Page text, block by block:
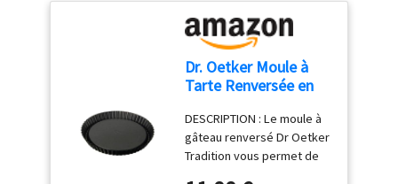
Dr. Oetker Moule à
Tarte Renversée en
cm
DESCRIPTION : Le moule à
gâteau renversé Dr Oetker
Tradition vous permet de